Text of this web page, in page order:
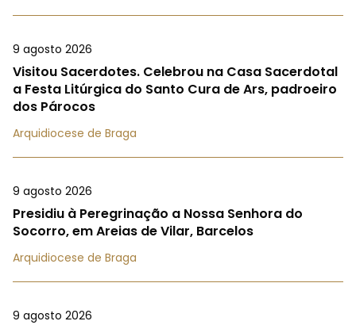
9 agosto 2026
Visitou Sacerdotes. Celebrou na Casa Sacerdotal
a Festa Litúrgica do Santo Cura de Ars, padroeiro
dos Párocos
Arquidiocese de Braga
9 agosto 2026
Presidiu à Peregrinação a Nossa Senhora do
Socorro, em Areias de Vilar, Barcelos
Arquidiocese de Braga
9 agosto 2026